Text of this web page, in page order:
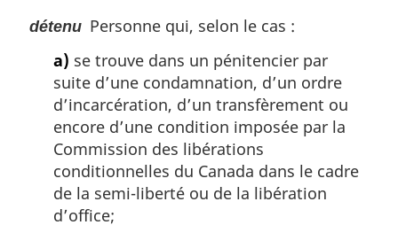
détenu Personne qui, selon le cas :
a) se trouve dans un pénitencier par
suite d’une condamnation, d’un ordre
d’incarcération, d’un transfèrement ou
encore d’une condition imposée par la
Commission des libérations
conditionnelles du Canada dans le cadre
de la semi-liberté ou de la libération
d’office;